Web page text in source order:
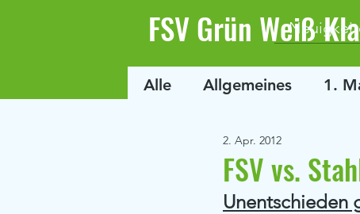
FSV Grün Weiß
Alle
Allgemeines 1.
FSV vs.
2. Apr. 2012
Unentschieden